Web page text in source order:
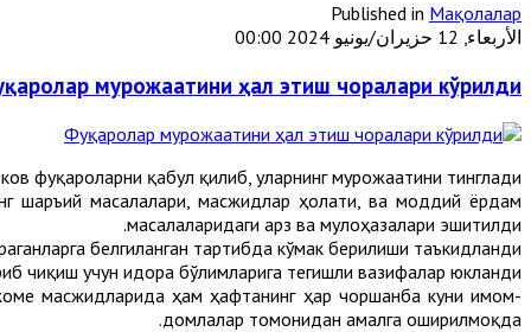
Published in Мақолалар
الأربعاء, 12 حزيران/يونيو 2024 00:00
мурожаатини ҳал этиш чоралари кўрилди
фуқароларни қабул қилиб, уларнинг мурожаатини тинглади.
шаръий масалалари, масжидлар ҳолати, ва моддий ёрдам
масалаларидаги арз ва мулоҳазалари эшитилди.
белгиланган тартибда кўмак берилиши таъкидланди.
чиқиш учун идора бўлимларига тегишли вазифалар юкланди.
масжидларида ҳам ҳафтанинг ҳар чоршанба куни имом-
домлалар томонидан амалга оширилмоқда.